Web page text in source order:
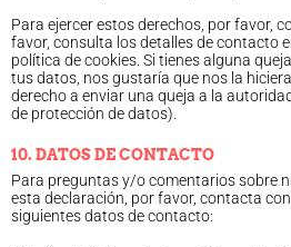
Para ejercer estos derechos, por favor,
favor, consulta los detalles de contacto
política de cookies. Si tienes alguna
tus datos, nos gustaría que nos la
derecho a enviar una queja a la
de protección de datos).
10. DATOS DE CONTACTO
Para preguntas y/o comentarios sobre
esta declaración, por favor, contacta
siguientes datos de contacto: